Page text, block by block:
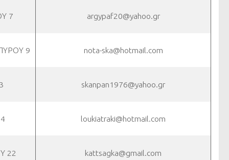
7 argypaf20@yahoo.gr
9 nota-ska@hotmail.com
skanpan1976@yahoo.gr
loukiatraki@hotmail.com
22 kattsagka@gmail.com